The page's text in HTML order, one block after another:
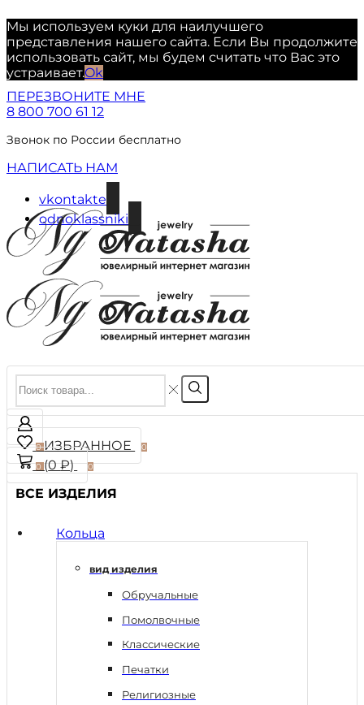
Мы используем куки для наилучшего
представления нашего сайта. Если Вы продолжите
использовать сайт, мы будем считать что Вас это
устраивает.Ok
ПЕРЕЗВОНИТЕ МНЕ
8 800 700 61 12
Звонок по России бесплатно
НАПИСАТЬ НАМ
vkontakte
odnoklassniki
0ИЗБРАННОЕ 0
0(0₽) 0
ВСЕ ИЗДЕЛИЯ
Кольца
вид изделия
Обручальные
Помолвочные
Классические
Печатки
Религиозные